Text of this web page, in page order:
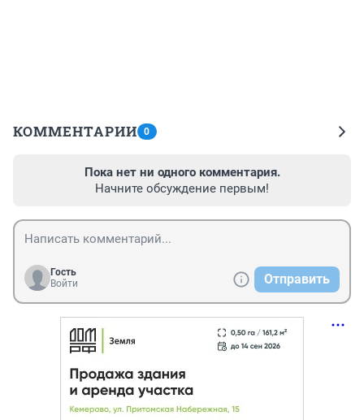
КОММЕНТАРИИ 0
Пока нет ни одного комментария.
Начните обсуждение первым!
Гость
Войти
Отправить